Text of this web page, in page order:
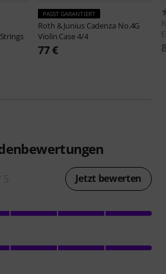
PASST GARANTIERT
Roth & Junius Cadenza No.4G
Violin Case 4/4
77 €
Jetzt bewerten